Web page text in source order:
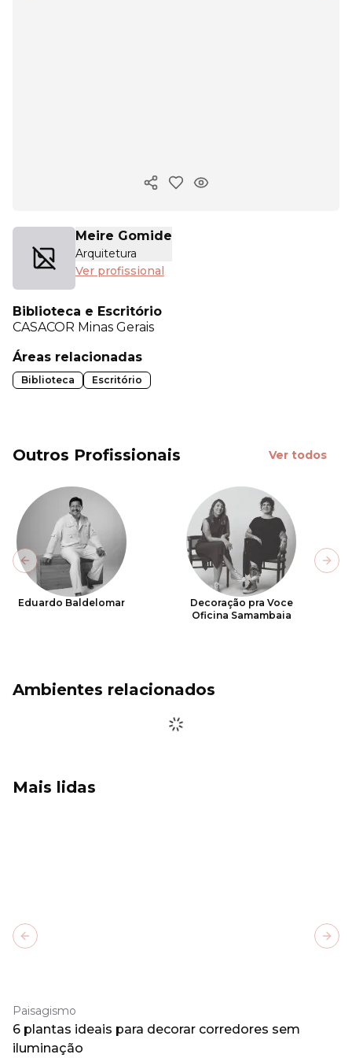
Copiar link
Meire Gomide
Arquitetura
Ver profissional
Biblioteca e Escritório
CASACOR Minas Gerais
Áreas relacionadas
Biblioteca Escritório
Outros Profissionais Ver todos
Eduardo Baldelomar
Decoração pra Voce
Oficina Samambaia
Previous slide
Ambientes relacionados
Mais lidas
Paisagismo
6 plantas ideais para decorar corredores sem
iluminação
Previous slide